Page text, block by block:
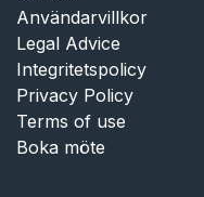
Användarvillkor
Legal Advice
Integritetspolicy
Privacy Policy
Terms of use
Boka möte